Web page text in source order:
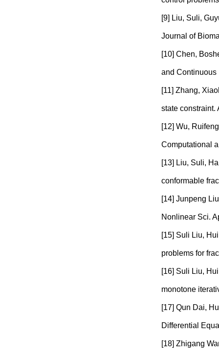
[9] Liu, Suli,
Journal of
[10] Chen,
and Continuous
[11] Zhang,
state constraint.
[12] Wu,
Computational
[13] Liu, Suli,
conformable
[14] Junpeng
Nonlinear Sci.
[15] Suli Liu,
problems for
[16] Suli Liu,
monotone
[17] Qun Dai,
Differential
[18] Zhigang